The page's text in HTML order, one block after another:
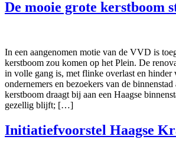
De mooie grote kerstboom
In een aangenomen motie van de VVD is
kerstboom zou komen op het Plein. De
in volle gang is, met flinke overlast en hinder
ondernemers en bezoekers van de
kerstboom draagt bij aan een Haagse
gezellig blijft; […]
Initiatiefvoorstel Haagse